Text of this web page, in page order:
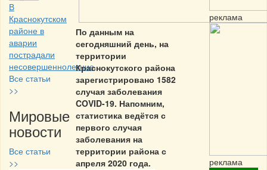
В
Краснокутском
районе в
аварии
пострадали
несовершеннолетние
Все статьи
>>
Мировые
новости
Все статьи
>>
По данным на
сегодняшний день, на
территории
Краснокутского района
зарегистрировано 1582
случая заболевания
COVID-19. Напомним,
статистика ведётся с
первого случая
заболевания на
территории района с
апреля 2020 года.
реклама
реклама